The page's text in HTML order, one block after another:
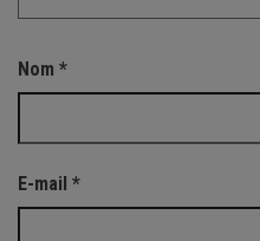
Nom *
E-mail *